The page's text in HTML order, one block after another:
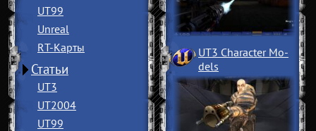
UT99
Unreal
RT-Карты
Статьи
UT3
UT2004
UT99
UT3 Character Mo­
dels